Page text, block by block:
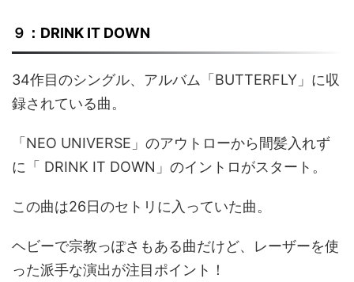
９：DRINK IT DOWN
34作目のシングル、アルバム「BUTTERFLY」に収
録されている曲。
「NEO UNIVERSE」のアウトローから間髪入れず
に「 DRINK IT DOWN」のイントロがスタート。
この曲は26日のセトリに入っていた曲。
ヘビーで宗教っぽさもある曲だけど、レーザーを使
った派手な演出が注目ポイント！